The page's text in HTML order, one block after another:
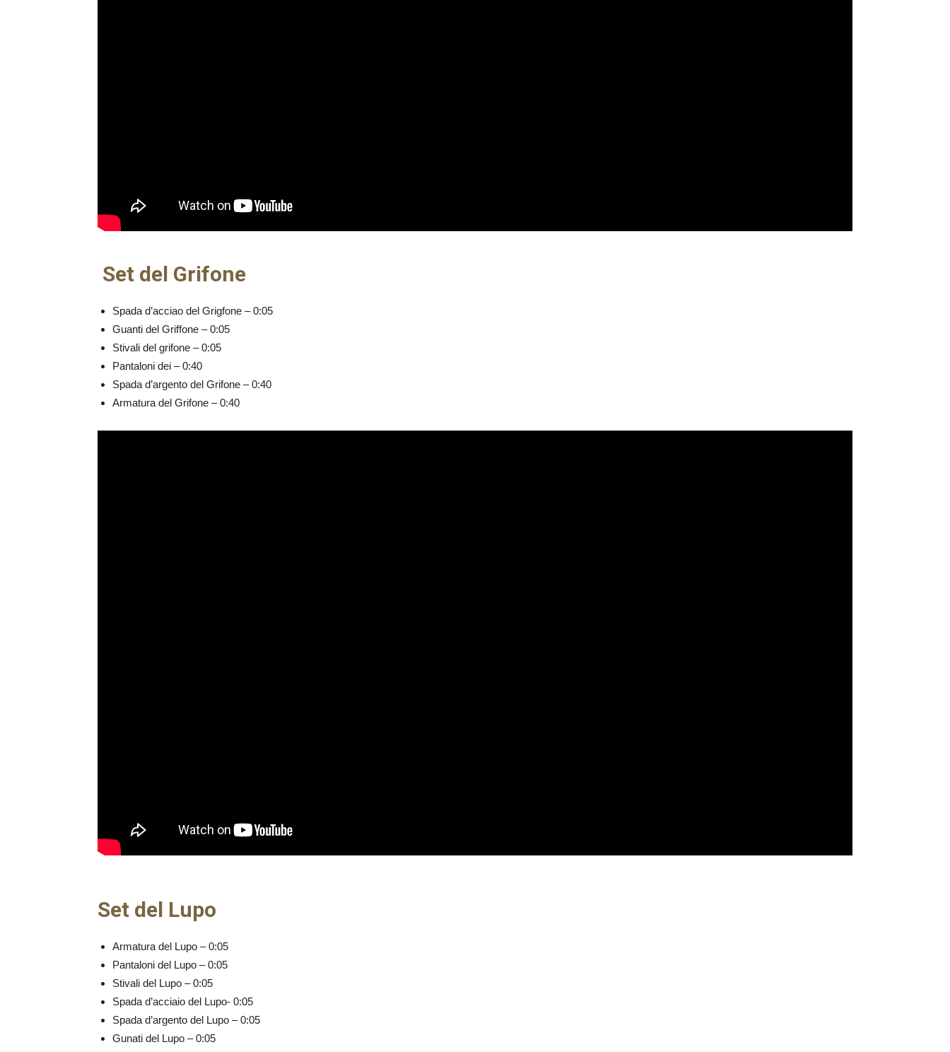
Set del Grifone
Spada d’acciao del Grigfone – 0:05
Guanti del Griffone – 0:05
Stivali del grifone – 0:05
Pantaloni dei – 0:40
Spada d’argento del Grifone – 0:40
Armatura del Grifone – 0:40
Set del Lupo
Armatura del Lupo – 0:05
Pantaloni del Lupo – 0:05
Stivali del Lupo – 0:05
Spada d’acciaio del Lupo- 0:05
Spada d’argento del Lupo – 0:05
Gunati del Lupo – 0:05